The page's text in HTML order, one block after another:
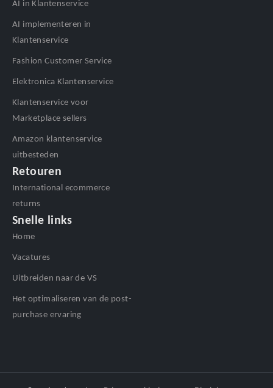
AI in Klantenservice
AI implementeren in
Klantenservice
Fashion Customer Service
Elektronica Klantenservice
Klantenservice voor
Marketplace sellers
Amazon klantenservice
uitbesteden
Retouren
International ecommerce
returns
Snelle links
Home
Vacatures
Uitbreiden naar de VS
Het optimaliseren van de post-
purchase ervaring